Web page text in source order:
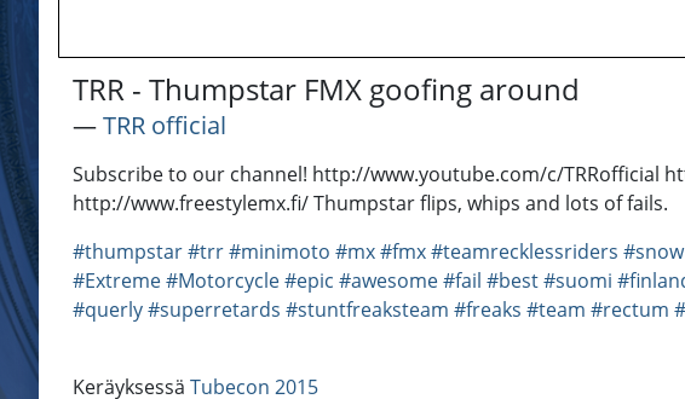
TRR - Thumpstar FMX goofing around
―TRR official
Subscribe to our channel! http://www.youtube.com/c/TRRofficial
http://www.freestylemx.fi/ Thumpstar flips, whips and lots of fails.
#thumpstar#trr#minimoto #mx#fmx#teamrecklessriders #snow
#Extreme#Motorcycle#epic #awesome#fail #best#suomi
#querly#superretards #stuntfreaksteam #freaks #team #rectum
Keräyksessä Tubecon 2015